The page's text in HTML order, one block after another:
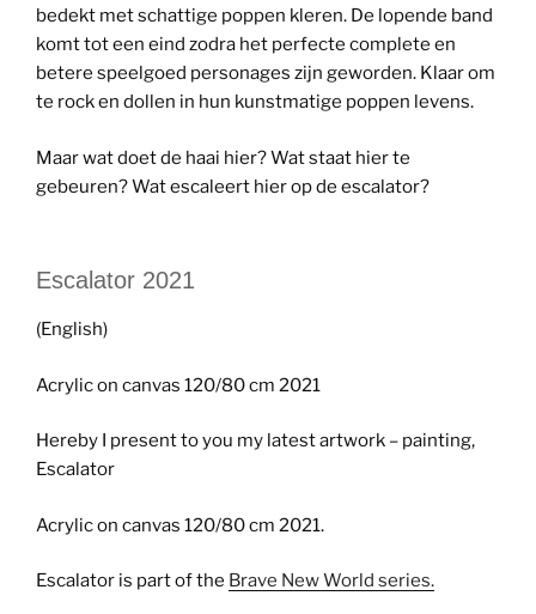
bedekt met schattige poppen kleren. De lopende band
komt tot een eind zodra het perfecte complete en
betere speelgoed personages zijn geworden. Klaar om
te rock en dollen in hun kunstmatige poppen levens.
Maar wat doet de haai hier? Wat staat hier te
gebeuren? Wat escaleert hier op de escalator?
Escalator 2021
(English)
Acrylic on canvas 120/80 cm 2021
Hereby I present to you my latest artwork – painting,
Escalator
Acrylic on canvas 120/80 cm 2021.
Escalator is part of the Brave New World series.